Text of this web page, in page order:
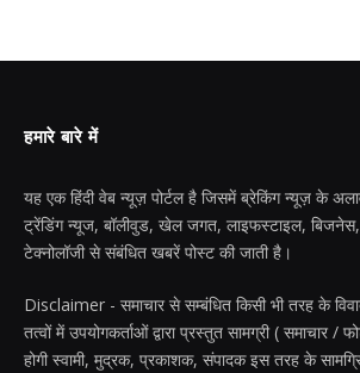
हमारे बारे में
यह एक हिंदी वेब न्यूज़ पोर्टल है जिसमें ब्रेकिंग न्यूज़ के
ट्रेंडिंग न्यूज, बॉलीवुड, खेल जगत, लाइफस्टाइल, बिजनेस,
टेक्नोलॉजी से संबंधित खबरें पोस्ट की जाती है।
Disclaimer - समाचार से सम्बंधित किसी भी तरह के
तत्वों में उपयोगकर्ताओं द्वारा प्रस्तुत सामग्री ( समाचार /
होगी स्वामी, मुद्रक, प्रकाशक, संपादक इस तरह के